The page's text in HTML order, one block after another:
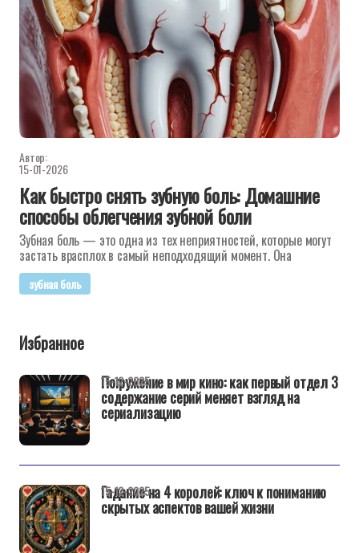
Автор:
15-01-2026
Как быстро снять зубную боль: Домашние
способы облегчения зубной боли
Зубная боль — это одна из тех неприятностей, которые могут
застать врасплох в самый неподходящий момент. Она
зубная боль
Избранное
Погружение в мир кино: как первый отдел 3
содержание серий меняет взгляд на
сериализацию
15-12-2025
Гадание на 4 королей: ключ к пониманию
скрытых аспектов вашей жизни
15-12-2025